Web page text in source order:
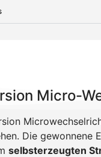
Micro-
Die gewonnene
selbsterzeugten